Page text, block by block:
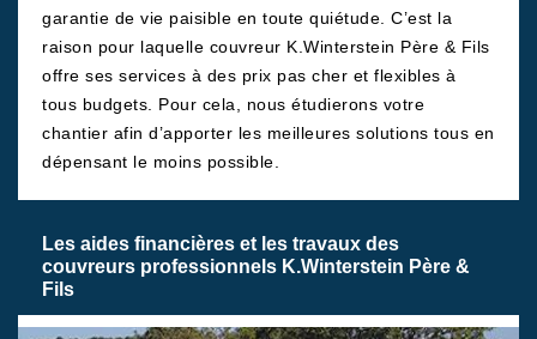
garantie de vie paisible en toute quiétude. C’est la
raison pour laquelle couvreur K.Winterstein Père & Fils
offre ses services à des prix pas cher et flexibles à
tous budgets. Pour cela, nous étudierons votre
chantier afin d’apporter les meilleures solutions tous en
dépensant le moins possible.
Les aides financières et les travaux des
couvreurs professionnels K.Winterstein Père &
Fils